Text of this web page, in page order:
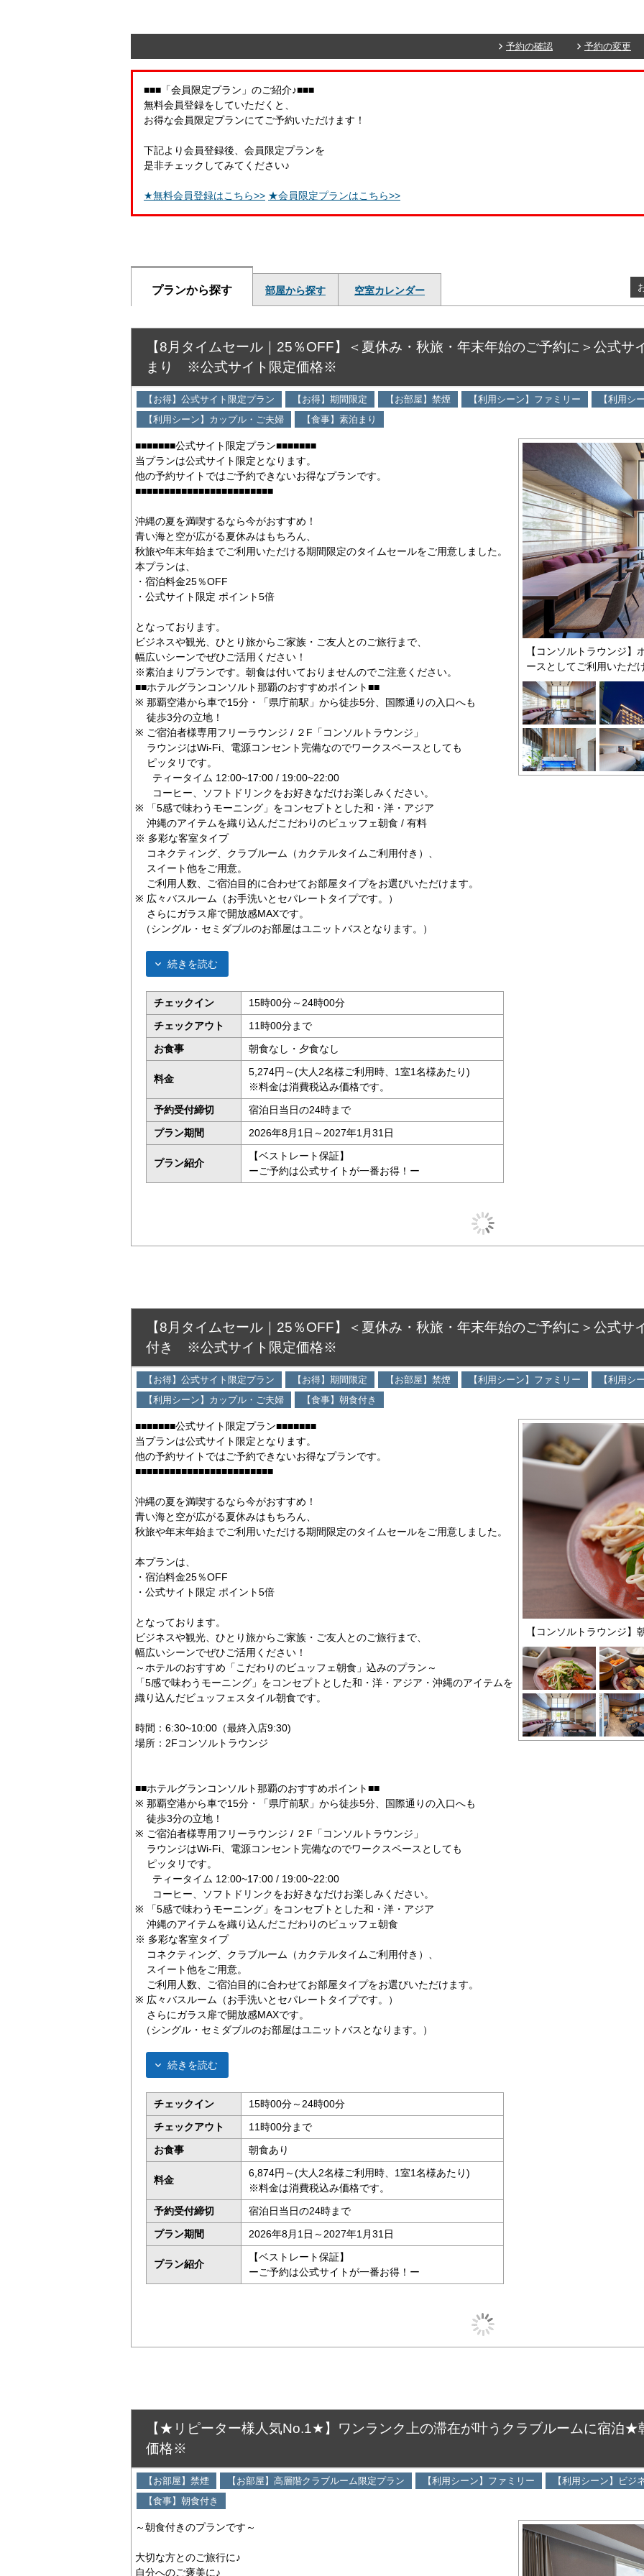
予約の確認 予約の変更
■■■「会員限定プラン」のご紹介♪■■■
無料会員登録をしていただくと、
お得な会員限定プランにてご予約いただけます！
下記より会員登録後、会員限定プランを
是非チェックしてみてください♪
★無料会員登録はこちら>> ★会員限定プランはこちら>>
プランから探す 部屋から探す 空室カレンダー
【8月タイムセール｜25％OFF】＜夏休み・秋旅・年末年始のご予約に＞公式
まり ※公式サイト限定価格※
【お得】公式サイト限定プラン 【お得】期間限定 【お部屋】禁煙 【利用シーン】ファミリー
【利用シ
【利用シーン】カップル・ご夫婦
【食事】素泊まり
■■■■■■■公式サイト限定プラン■■■■■■■
当プランは公式サイト限定となります。
他の予約サイトではご予約できないお得なプランです。
■■■■■■■■■■■■■■■■■■■■■■■■
沖縄の夏を満喫するなら今がおすすめ！
青い海と空が広がる夏休みはもちろん、
秋旅や年末年始までご利用いただける期間限定のタイムセールをご用意しました。
本プランは、
・宿泊料金25％OFF
・公式サイト限定 ポイント5倍
となっております。
ビジネスや観光、ひとり旅からご家族・ご友人とのご旅行まで、
幅広いシーンでぜひご活用ください！
※素泊まりプランです。朝食は付いておりませんのでご注意ください。
■■ホテルグランコンソルト那覇のおすすめポイント■■
※ 那覇空港から車で15分・「県庁前駅」から徒歩5分、国際通りの入口へも
徒歩3分の立地！
※ ご宿泊者様専用フリーラウンジ / ２F「コンソルトラウンジ」
ラウンジはWi-Fi、電源コンセント完備なのでワークスペースとしても
ピッタリです。
ティータイム 12:00~17:00 / 19:00~22:00
コーヒー、ソフトドリンクをお好きなだけお楽しみください。
※ 「5感で味わうモーニング」をコンセプトとした和・洋・アジア
沖縄のアイテムを織り込んだこだわりのビュッフェ朝食 / 有料
※ 多彩な客室タイプ
コネクティング、クラブルーム（カクテルタイムご利用付き）、
スイート他をご用意。
ご利用人数、ご宿泊目的に合わせてお部屋タイプをお選びいただけます。
※ 広々バスルーム（お手洗いとセパレートタイプです。）
​ さらにガラス扉で開放感MAXです。
（シングル・セミダブルのお部屋はユニットバスとなります。）
続きを読む
チェックイン
15時00分～24時00分
チェックアウト
11時00分まで
お食事
朝食なし・夕食なし
料金
5,274円～(大人2名様ご利用時、1室1名様あたり)
※料金は消費税込み価格です。
予約受付締切
宿泊日当日の24時まで
プラン期間
2026年8月1日～2027年1月31日
プラン紹介
【ベストレート保証】
ーご予約は公式サイトが一番お得！ー
【コンソルトラウンジ
ースとしてご利用いただ
【8月タイムセール｜25％OFF】＜夏休み・秋旅・年末年始のご予約に＞公式
付き ※公式サイト限定価格※
【お得】公式サイト限定プラン 【お得】期間限定 【お部屋】禁煙 【利用シーン】ファミリー
【利用シ
【利用シーン】カップル・ご夫婦
【食事】朝食付き
■■■■■■■公式サイト限定プラン■■■■■■■
当プランは公式サイト限定となります。
他の予約サイトではご予約できないお得なプランです。
■■■■■■■■■■■■■■■■■■■■■■■■
沖縄の夏を満喫するなら今がおすすめ！
青い海と空が広がる夏休みはもちろん、
秋旅や年末年始までご利用いただける期間限定のタイムセールをご用意しました。
本プランは、
・宿泊料金25％OFF
・公式サイト限定 ポイント5倍
となっております。
ビジネスや観光、ひとり旅からご家族・ご友人とのご旅行まで、
幅広いシーンでぜひご活用ください！
～ホテルのおすすめ「こだわりのビュッフェ朝食」込みのプラン～
「5感で味わうモーニング」をコンセプトとした和・洋・アジア・沖縄のアイテムを
織り込んだビュッフェスタイル朝食です。
時間：6:30~10:00（最終入店9:30)
場所：2Fコンソルトラウンジ
■■ホテルグランコンソルト那覇のおすすめポイント■■
※ 那覇空港から車で15分・「県庁前駅」から徒歩5分、国際通りの入口へも
徒歩3分の立地！
※ ご宿泊者様専用フリーラウンジ / ２F「コンソルトラウンジ」
ラウンジはWi-Fi、電源コンセント完備なのでワークスペースとしても
ピッタリです。
ティータイム 12:00~17:00 / 19:00~22:00
コーヒー、ソフトドリンクをお好きなだけお楽しみください。
※ 「5感で味わうモーニング」をコンセプトとした和・洋・アジア
沖縄のアイテムを織り込んだこだわりのビュッフェ朝食
※ 多彩な客室タイプ
コネクティング、クラブルーム（カクテルタイムご利用付き）、
スイート他をご用意。
ご利用人数、ご宿泊目的に合わせてお部屋タイプをお選びいただけます。
※ 広々バスルーム（お手洗いとセパレートタイプです。）
さらにガラス扉で開放感MAXです。
（シングル・セミダブルのお部屋はユニットバスとなります。）
続きを読む
チェックイン
15時00分～24時00分
チェックアウト
11時00分まで
お食事
朝食あり
料金
6,874円～(大人2名様ご利用時、1室1名様あたり)
※料金は消費税込み価格です。
予約受付締切
宿泊日当日の24時まで
プラン期間
2026年8月1日～2027年1月31日
プラン紹介
【ベストレート保証】
ーご予約は公式サイトが一番お得！ー
【コンソルトラウンジ】
【★リピーター様人気No.1★】ワンランク上の滞在が叶うクラブルームに宿
価格※
【お部屋】禁煙 【お部屋】高層階クラブルーム限定プラン 【利用シーン】ファミリー 【利用シーン】ビジ
【食事】朝食付き
～朝食付きのプランです～
大切な方とのご旅行に♪
自分へのご褒美に♪